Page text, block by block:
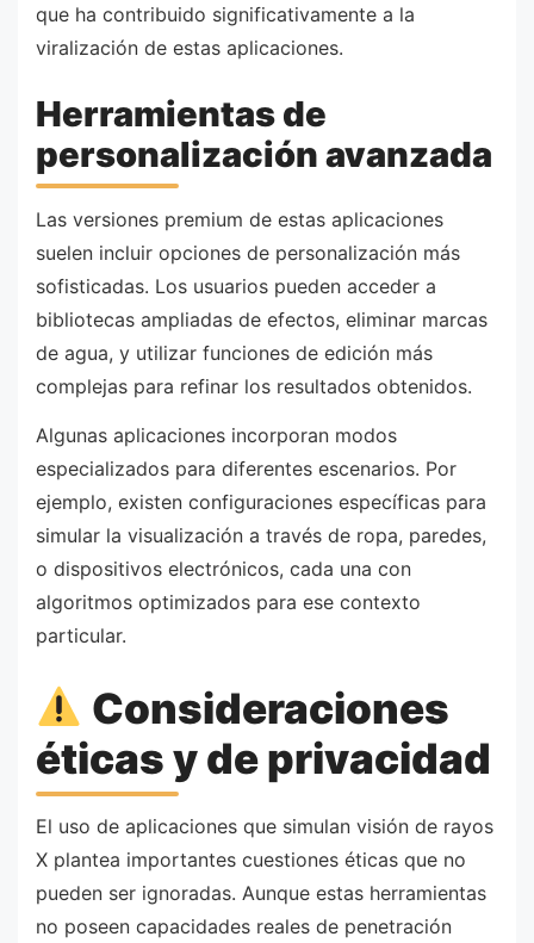
que ha contribuido significativamente a la
viralización de estas aplicaciones.
Herramientas de
personalización avanzada
Las versiones premium de estas aplicaciones
suelen incluir opciones de personalización más
sofisticadas. Los usuarios pueden acceder a
bibliotecas ampliadas de efectos, eliminar marcas
de agua, y utilizar funciones de edición más
complejas para refinar los resultados obtenidos.
Algunas aplicaciones incorporan modos
especializados para diferentes escenarios. Por
ejemplo, existen configuraciones específicas para
simular la visualización a través de ropa, paredes,
o dispositivos electrónicos, cada una con
algoritmos optimizados para ese contexto
particular.
Consideraciones
éticas y de privacidad
El uso de aplicaciones que simulan visión de rayos
X plantea importantes cuestiones éticas que no
pueden ser ignoradas. Aunque estas herramientas
no poseen capacidades reales de penetración